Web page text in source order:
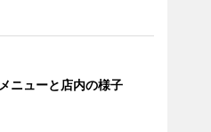
メニューと店内の様子